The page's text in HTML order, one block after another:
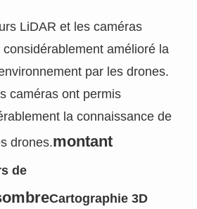
LiDAR et les caméras
amélioré la
par les drones.
caméras ont permis
la connaissance de
drones.montant
de
Cartographie 3D